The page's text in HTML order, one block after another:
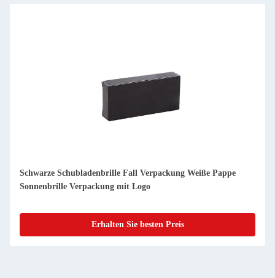
Großhandel angepasste Lash Packung Box Pink Glitter Papier
Quadrat Klar Bling Augen Lashes Lagerbox
Erhalten Sie besten Preis